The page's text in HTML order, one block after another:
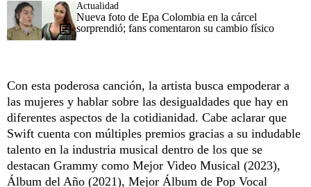
Actualidad
Nueva foto de Epa Colombia en la cárcel
sorprendió; fans comentaron su cambio físico
Con esta poderosa canción, la artista busca empoderar a
las mujeres y hablar sobre las desigualdades que hay en
diferentes aspectos de la cotidianidad. Cabe aclarar que
Swift cuenta con múltiples premios gracias a su indudable
talento en la industria musical dentro de los que se
destacan Grammy como Mejor Video Musical (2023),
Álbum del Año (2021), Mejor Álbum de Pop Vocal